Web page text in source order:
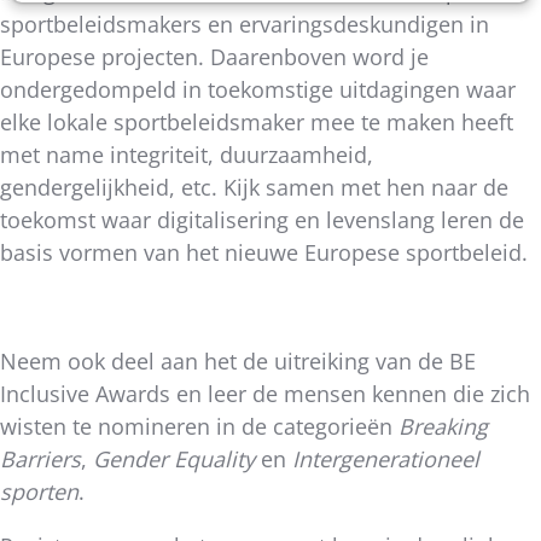
sportbeleidsmakers en ervaringsdeskundigen in
Europese projecten. Daarenboven word je
ondergedompeld in toekomstige uitdagingen waar
elke lokale sportbeleidsmaker mee te maken heeft
met name integriteit, duurzaamheid,
gendergelijkheid, etc. Kijk samen met hen naar de
toekomst waar digitalisering en levenslang leren de
basis vormen van het nieuwe Europese sportbeleid.
Neem ook deel aan het de uitreiking van de BE
Inclusive Awards en leer de mensen kennen die zich
wisten te nomineren in de categorieën Breaking
Barriers, Gender Equalityen Intergenerationeel
sporten.